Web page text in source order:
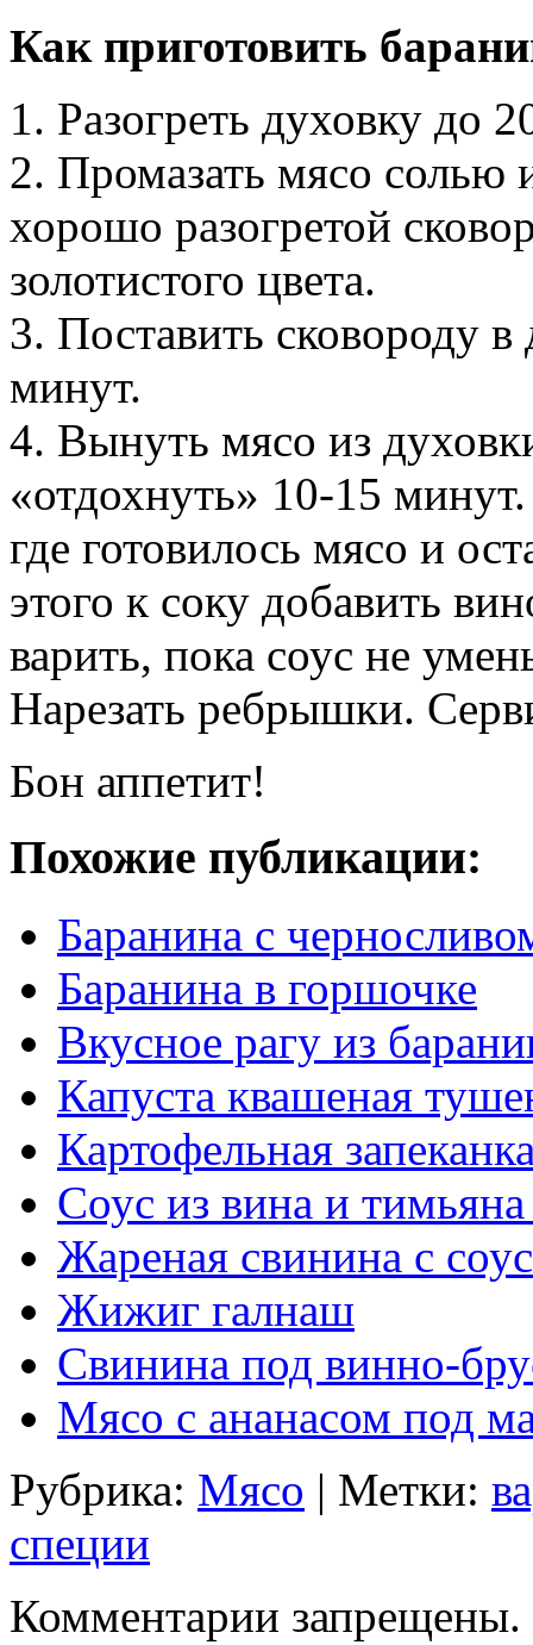
Как приготовить
1. Разогреть духовку до
2. Промазать мясо
хорошо разогретой
золотистого цвета.
3. Поставить сковороду в
минут.
4. Вынуть мясо из
«отдохнуть» 10-15
где готовилось мясо и
этого к соку добавить
варить, пока соус не
Нарезать ребрышки.
Бон аппетит!
Похожие публикации:
Баранина с
Баранина в горшочке
Вкусное рагу из
Капуста квашеная
Картофельная
Соус из вина и
Жареная свинина с
Жижиг галнаш
Свинина под винно-
Мясо с ананасом под
Рубрика: Мясо | Метки:
специи
Комментарии запрещены.